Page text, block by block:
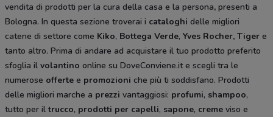
vendita di prodotti per la cura della casa e la persona, presenti a
Bologna. In questa sezione troverai i cataloghi delle migliori
catene di settore come Kiko, Bottega Verde, Yves Rocher, Tiger e
tanto altro. Prima di andare ad acquistare il tuo prodotto preferito
sfoglia il volantino online su DoveConviene.it e scegli tra le
numerose offerte e promozioni che più ti soddisfano. Prodotti
delle migliori marche a prezzi vantaggiosi: profumi, shampoo,
tutto per iltrucco, prodotti per capelli, sapone, creme viso e